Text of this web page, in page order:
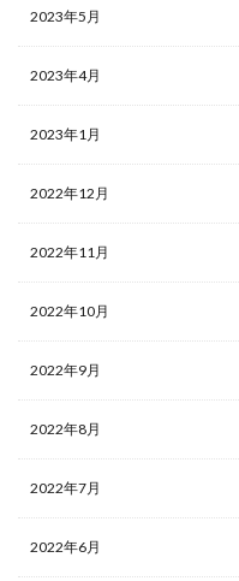
2023年5月
2023年4月
2023年1月
2022年12月
2022年11月
2022年10月
2022年9月
2022年8月
2022年7月
2022年6月